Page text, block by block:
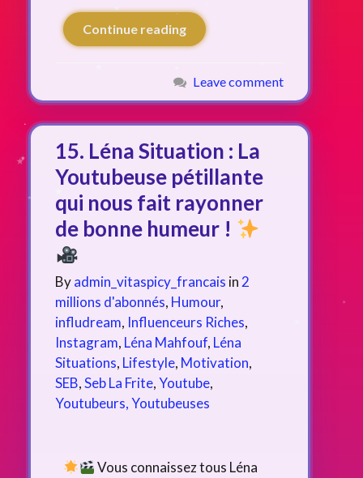
Continue reading
Leave comment
15. Léna Situation : La
Youtubeuse pétillante
qui nous fait rayonner
de bonne humeur !
Byadmin_vitaspicy_francais in 2
millions d'abonnés, Humour,
infludream, Influenceurs Riches,
Instagram, Léna Mahfouf, Léna
Situations, Lifestyle, Motivation,
SEB,Seb La Frite,Youtube,
Youtubeurs, Youtubeuses
Vous connaissez tous Léna